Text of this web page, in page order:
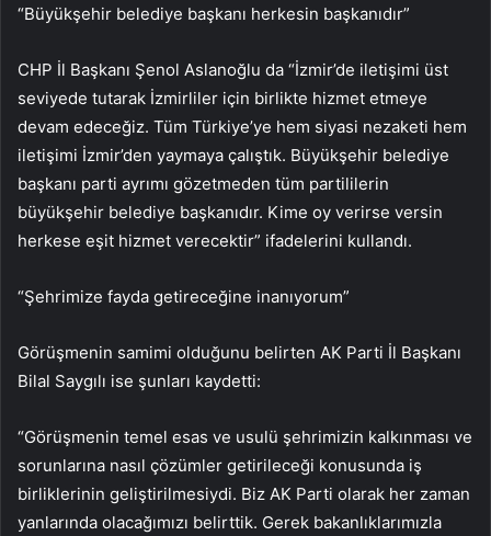
“Büyükşehir belediye başkanı herkesin başkanıdır”
CHP İl Başkanı Şenol Aslanoğlu da “İzmir’de iletişimi üst
seviyede tutarak İzmirliler için birlikte hizmet etmeye
devam edeceğiz. Tüm Türkiye’ye hem siyasi nezaketi hem
iletişimi İzmir’den yaymaya çalıştık. Büyükşehir belediye
başkanı parti ayrımı gözetmeden tüm partililerin
büyükşehir belediye başkanıdır. Kime oy verirse versin
herkese eşit hizmet verecektir” ifadelerini kullandı.
“Şehrimize fayda getireceğine inanıyorum”
Görüşmenin samimi olduğunu belirten AK Parti İl Başkanı
Bilal Saygılı ise şunları kaydetti:
“Görüşmenin temel esas ve usulü şehrimizin kalkınması ve
sorunlarına nasıl çözümler getirileceği konusunda iş
birliklerinin geliştirilmesiydi. Biz AK Parti olarak her zaman
yanlarında olacağımızı belirttik. Gerek bakanlıklarımızla